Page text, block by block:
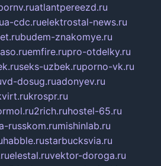
atlantpereezd.ru
a-cdc.ruelektrostal-news.ru
budem-znakomye.ru
emfire.rupro-otdelky.ru
seks-uzbek.ruporno-vk.ru
vd-dosug.ruadonyev.ru
krospr.ru
2rich.ruhostel-65.ru
russkom.rumishinlab.ru
habble.rustarbucksvia.ru
elestal.ruvektor-doroga.ru